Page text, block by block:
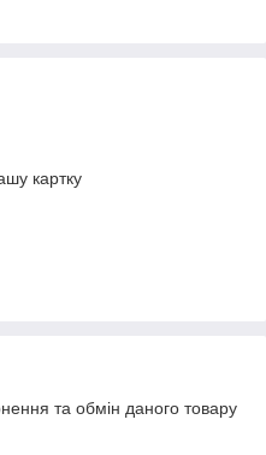
картку
та обмін даного товару